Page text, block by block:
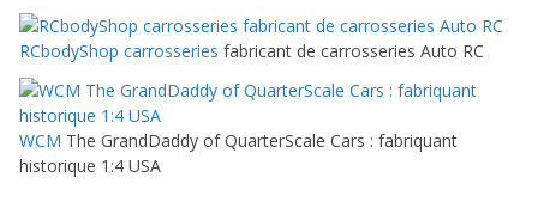
RCbodyShop carrosseries fabricant de carrosseries Auto RC
WCM The GrandDaddy of QuarterScale Cars : fabriquant
historique 1:4 USA